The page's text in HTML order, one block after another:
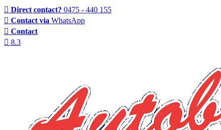
Direct contact? 0475 - 440 155
Contact via WhatsApp
Contact
8.3